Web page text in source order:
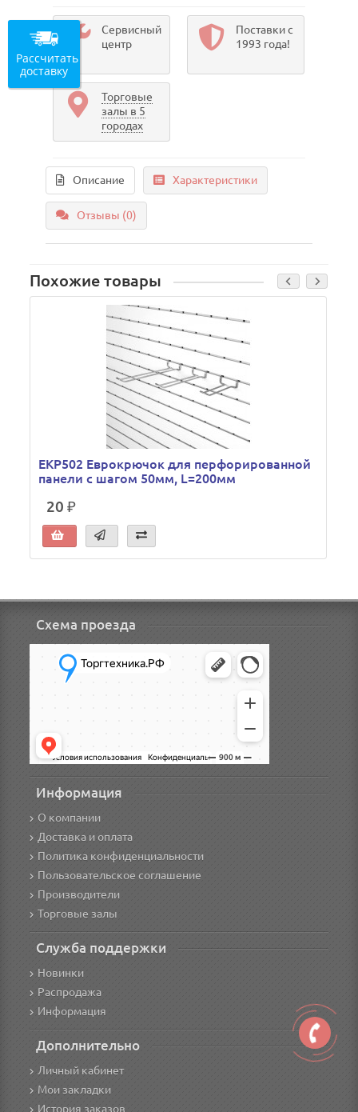
Сервисный
центр
Поставки с
1993 года!
Торговые
залы в 5
городах
Описание Характеристики
Отзывы (0)
Похожие товары
ЕКР502 Еврокрючок для перфорированной
панели с шагом 50мм, L=200мм
20 ₽
Схема проезда
Информация
О компании
Доставка и оплата
Политика конфиденциальности
Пользовательское соглашение
Производители
Торговые залы
Служба поддержки
Новинки
Распродажа
Информация
Дополнительно
Личный кабинет
Мои закладки
История заказов
Рассчитать
доставку